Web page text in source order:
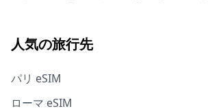
人気の旅行先
パリ eSIM
ローマ eSIM